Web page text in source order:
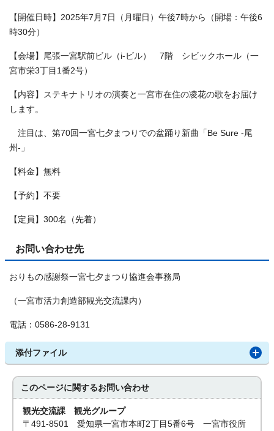
【開催日時】2025年7月7日（月曜日）午後7時から（開場：午後6
時30分）
【会場】尾張一宮駅前ビル（i-ビル） 7階 シビックホール（一
宮市栄3丁目1番2号）
【内容】ステキナトリオの演奏と一宮市在住の凌花の歌をお届け
します。
注目は、第70回一宮七夕まつりでの盆踊り新曲「Be Sure -尾
州-」
【料金】無料
【予約】不要
【定員】300名（先着）
お問い合わせ先
おりもの感謝祭一宮七夕まつり協進会事務局
（一宮市活力創造部観光交流課内）
電話：0586-28-9131
添付ファイル
このページに関するお問い合わせ
観光交流課 観光グループ
〒491-8501 愛知県一宮市本町2丁目5番6号 一宮市役所